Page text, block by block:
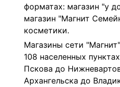
форматах: магазин "у
магазин "Магнит
косметики.
Магазины сети
108 населенных
Пскова до
Архангельска до